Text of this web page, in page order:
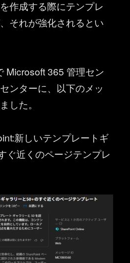
作成する際にテンプレ
それが強化されるとい
Microsoft 365 管理セン
ンターに、以下のメッ
した。
新しいテンプレートギ
ぐ近くのページテンプレ